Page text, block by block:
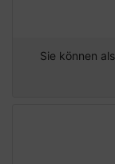
Sie können